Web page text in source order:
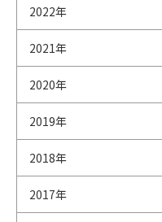
2022年
2021年
2020年
2019年
2018年
2017年